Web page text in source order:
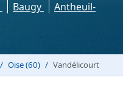
Baugy
Antheuil-
Oise (60) Vandélicourt